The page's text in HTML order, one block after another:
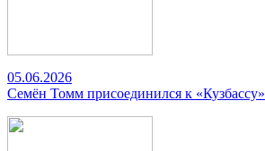
05.06.2026
Семён Томм присоединился к «Кузбассу»